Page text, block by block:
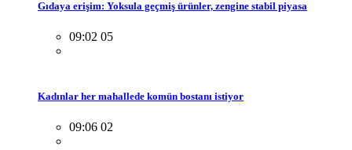
Gıdaya erişim: Yoksula geçmiş ürünler, zengine stabil piyasa
09:02 05
Kadınlar her mahallede komün bostanı istiyor
09:06 02